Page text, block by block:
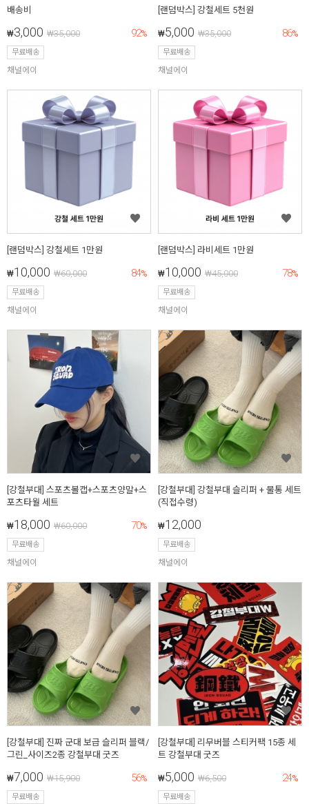
배송비
₩3,000 ₩35,000 92%
무료배송
채널에이
[랜덤박스] 강철세트 5천원
₩5,000 ₩35,000 86%
무료배송
채널에이
[랜덤박스] 강철세트 1만원
₩10,000 ₩60,000 84%
무료배송
채널에이
[랜덤박스] 라비세트 1만원
₩10,000 ₩45,000 78%
무료배송
채널에이
[강철부대] 스포츠볼캡+스포츠양말+스
포츠타월 세트
₩18,000 ₩60,000 70%
무료배송
채널에이
[강철부대] 강철부대 슬리퍼 + 물통 세트
(직접수령)
₩12,000
무료배송
채널에이
[강철부대] 진짜 군대 보급 슬리퍼 블랙/
그린_사이즈2종 강철부대 굿즈
₩7,000 ₩15,900 56%
무료배송
[강철부대] 리무버블 스티커팩 15종 세
트 강철부대 굿즈
₩5,000 ₩6,500 24%
무료배송